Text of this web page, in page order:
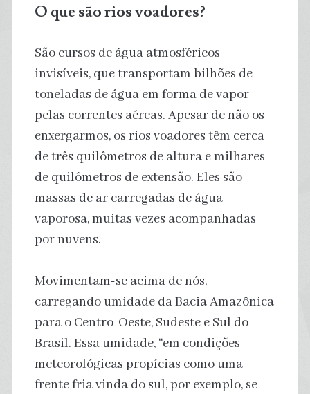
O que são rios voadores?
São cursos de água atmosféricos
invisíveis, que transportam bilhões de
toneladas de água em forma de vapor
pelas correntes aéreas. Apesar de não os
enxergarmos, os rios voadores têm cerca
de três quilômetros de altura e milhares
de quilômetros de extensão. Eles são
massas de ar carregadas de água
vaporosa, muitas vezes acompanhadas
por nuvens.
Movimentam-se acima de nós,
carregando umidade da Bacia Amazônica
para o Centro-Oeste, Sudeste e Sul do
Brasil. Essa umidade, “em condições
meteorológicas propícias como uma
frente fria vinda do sul, por exemplo, se